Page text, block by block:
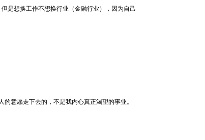
是想换工作不想换行业（金融行业），因为自己
意愿走下去的，不是我内心真正渴望的事业。